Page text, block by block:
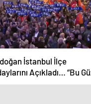
İstanbul İlçe
Açıkladı… “Bu
5 Yıl Gibi Kısa Sürede